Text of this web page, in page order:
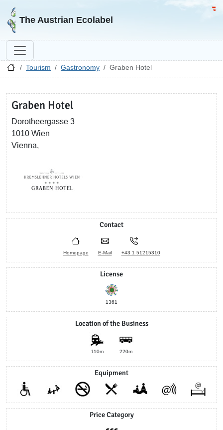
Go to homepage
The Austrian Ecolabel
Tourism Gastronomy Graben Hotel
Graben Hotel
Dorotheergasse 3
1010 Wien
Vienna,
Contact
Homepage E-Mail +43 1 51215310
License
1361
Location of the Business
110m 220m
Equipment
Price Category